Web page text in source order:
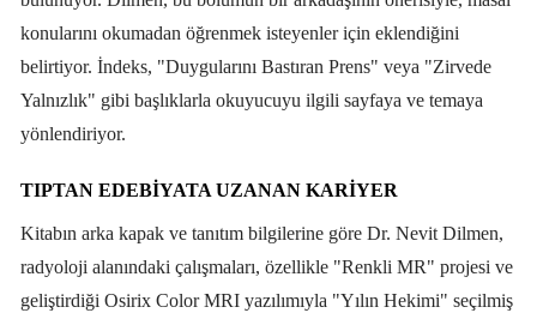
konularını okumadan öğrenmek isteyenler için eklendiğini
belirtiyor. İndeks, "Duygularını Bastıran Prens" veya "Zirvede
Yalnızlık" gibi başlıklarla okuyucuyu ilgili sayfaya ve temaya
yönlendiriyor.
TIPTAN EDEBİYATA UZANAN KARİYER
Kitabın arka kapak ve tanıtım bilgilerine göre Dr. Nevit Dilmen,
radyoloji alanındaki çalışmaları, özellikle "Renkli MR" projesi ve
geliştirdiği Osirix Color MRI yazılımıyla "Yılın Hekimi" seçilmiş